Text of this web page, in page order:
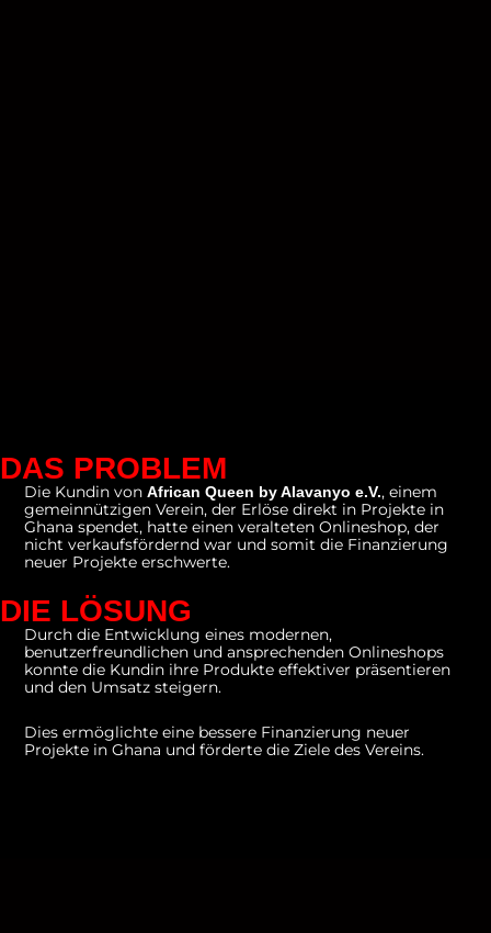
DAS PROBLEM
Die Kundin vonAfrican Queen by Alavanyo e.V., einem
gemeinnützigen Verein, der Erlöse direkt in Projekte in
Ghana spendet, hatte einen veralteten Onlineshop, der
nicht verkaufsfördernd war und somit die Finanzierung
neuer Projekte erschwerte.
DIE LÖSUNG
Durch die Entwicklung eines modernen,
benutzerfreundlichen und ansprechenden Onlineshops
konnte die Kundin ihre Produkte effektiver präsentieren
und den Umsatz steigern.
Dies ermöglichte eine bessere Finanzierung neuer
Projekte in Ghana und förderte die Ziele des Vereins.